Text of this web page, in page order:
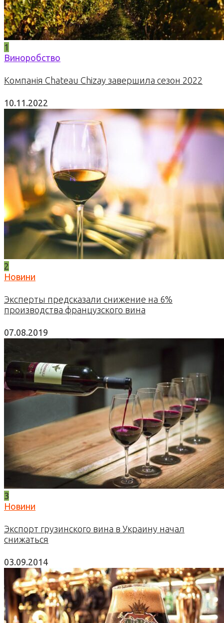
1
Виноробство
Компанія Chateau Chizay завершила сезон 2022
10.11.2022
2
Новини
Эксперты предсказали снижение на 6%
производства французского вина
07.08.2019
3
Новини
Экспорт грузинского вина в Украину начал
снижаться
03.09.2014